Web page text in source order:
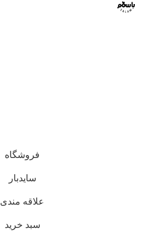
فروشگاه
سایدبار
0علاقه مندی
سبد خرید